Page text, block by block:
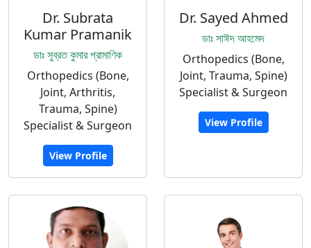
Dr. Subrata
Kumar Pramanik
ডাঃ সুব্রত কুমার প্রামাণিক
Orthopedics (Bone,
Joint, Arthritis,
Trauma, Spine)
Specialist & Surgeon
View Profile
Dr. Sayed Ahmed
ডাঃ সাঈদ আহমেদ
Orthopedics (Bone,
Joint, Trauma, Spine)
Specialist & Surgeon
View Profile